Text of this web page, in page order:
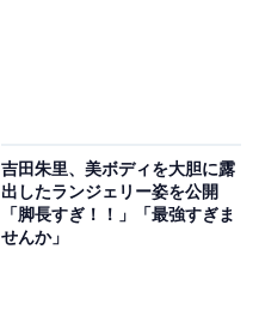
吉田朱里、美ボディを大胆に露
出したランジェリー姿を公開
「脚長すぎ！！」「最強すぎま
せんか」